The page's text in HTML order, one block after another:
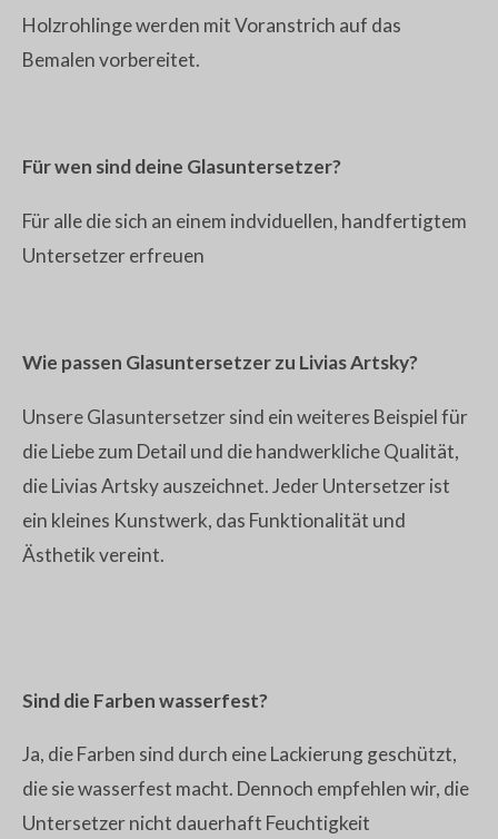
Holzrohlinge werden mit Voranstrich auf das
Bemalen vorbereitet.
Für wen sind deine Glasuntersetzer?
Für alle die sich an einem indviduellen, handfertigtem
Untersetzer erfreuen
Wie passen Glasuntersetzer zu Livias Artsky?
Unsere Glasuntersetzer sind ein weiteres Beispiel für
die Liebe zum Detail und die handwerkliche Qualität,
die Livias Artsky auszeichnet. Jeder Untersetzer ist
ein kleines Kunstwerk, das Funktionalität und
Ästhetik vereint.
Sind die Farben wasserfest?
Ja, die Farben sind durch eine Lackierung geschützt,
die sie wasserfest macht. Dennoch empfehlen wir, die
Untersetzer nicht dauerhaft Feuchtigkeit